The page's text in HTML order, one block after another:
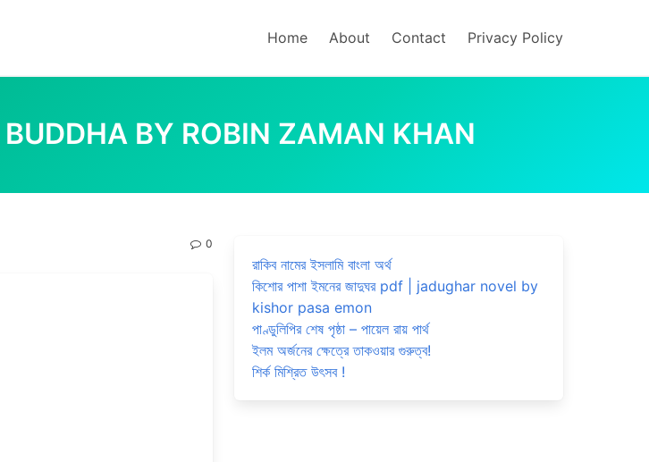
Home About Contact Privacy Policy
BUDDHA BY ROBIN ZAMAN KHAN
0
রাকিব নামের ইসলামি বাংলা অর্থ
কিশোর পাশা ইমনের জাদুঘর pdf | jadughar novel by
kishor pasa emon
পাণ্ডুলিপির শেষ পৃষ্ঠা – পায়েল রায় পার্থ
ইলম অর্জনের ক্ষেত্রে তাকওয়ার গুরুত্ব!
শির্ক মিশ্রিত উৎসব !